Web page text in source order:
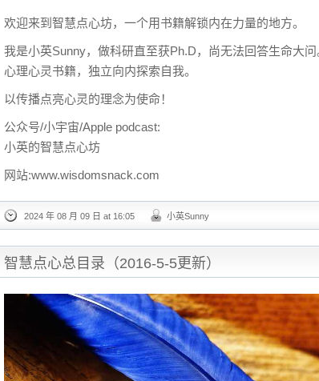
欢迎来到智慧点心坊，一个用书籍解锁内在力量的地方。
我是小英Sunny，做科研直至获Ph.D，尚无法回答生命大
心理心灵书籍，独立向内探索自我。
以传播点亮心灵的理念为使命！
公众号/小宇宙/Apple podcast:
小英的智慧点心坊
网站:www.wisdomsnack.com
2024 年 08 月 09 日 at 16:05 小英Sunny
智慧点心总目录（2016-5-5更新）